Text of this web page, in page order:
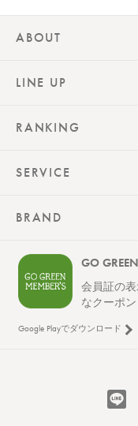
ABOUT
LINE UP
RANKING
SERVICE
BRAND
GO
会員証の
なクーポン
Google Playでダウンロード